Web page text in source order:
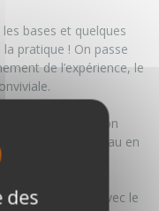
bases et quelques
pratique ! On passe
de l’expérience, le
ou entre amis : on
chose de nouveau en
et repartir avec le
des